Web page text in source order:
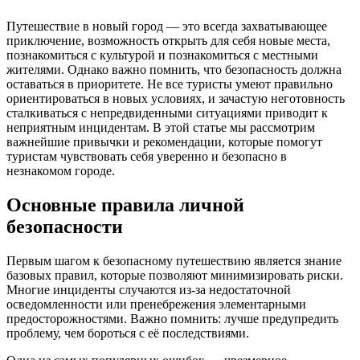
Путешествие в новый город — это всегда захватывающее
приключение, возможность открыть для себя новые места,
познакомиться с культурой и познакомиться с местными
жителями. Однако важно помнить, что безопасность должна
оставаться в приоритете. Не все туристы умеют правильно
ориентироваться в новых условиях, и зачастую неготовность
сталкиваться с непредвиденными ситуациями приводит к
неприятным инцидентам. В этой статье мы рассмотрим
важнейшие привычки и рекомендации, которые помогут
туристам чувствовать себя уверенно и безопасно в
незнакомом городе.
Основные правила личной
безопасности
Первым шагом к безопасному путешествию является знание
базовых правил, которые позволяют минимизировать риски.
Многие инциденты случаются из-за недостаточной
осведомленности или пренебрежения элементарными
предосторожностями. Важно помнить: лучше предупредить
проблему, чем бороться с её последствиями.